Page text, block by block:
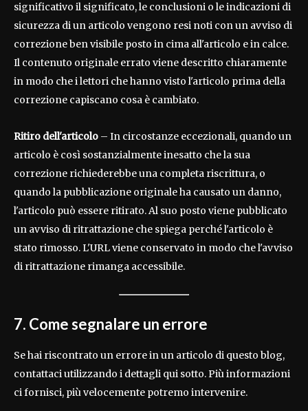
significativo il significato, le conclusioni o le indicazioni di
sicurezza di un articolo vengono resi noti con un avviso di
correzione ben visibile posto in cima all'articolo e in calce.
Il contenuto originale errato viene descritto chiaramente
in modo che i lettori che hanno visto l'articolo prima della
correzione capiscano cosa è cambiato.
Ritiro dell'articolo – In circostanze eccezionali, quando un
articolo è così sostanzialmente inesatto che la sua
correzione richiederebbe una completa riscrittura, o
quando la pubblicazione originale ha causato un danno,
l'articolo può essere ritirato. Al suo posto viene pubblicato
un avviso di ritrattazione che spiega perché l'articolo è
stato rimosso. L'URL viene conservato in modo che l'avviso
di ritrattazione rimanga accessibile.
7. Come segnalare un errore
Se hai riscontrato un errore in un articolo di questo blog,
contattaci utilizzando i dettagli qui sotto. Più informazioni
ci fornisci, più velocemente potremo intervenire.